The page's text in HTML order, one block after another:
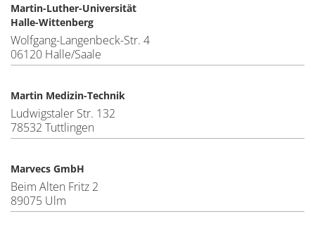
Martin-Luther-Universität
Halle-Wittenberg
Wolfgang-Langenbeck-Str. 4
06120 Halle/Saale
Martin Medizin-Technik
Ludwigstaler Str. 132
78532 Tuttlingen
Marvecs GmbH
Beim Alten Fritz 2
89075 Ulm